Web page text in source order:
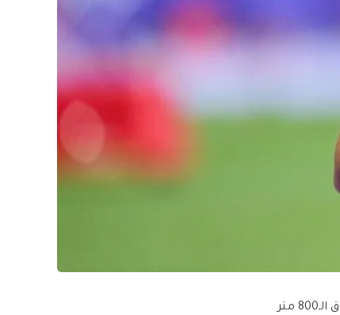
أضاف العداء جمال سجاتي ميدالية جديدة للجزائر في أولمبياد باريس 2024، محققا برونزية سباق الـ800 متر